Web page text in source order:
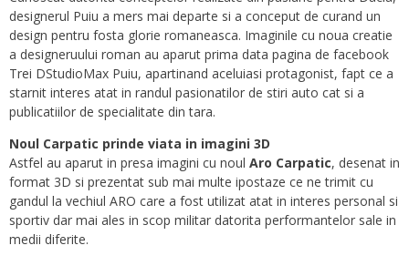
designerul Puiu a mers mai departe si a conceput de curand un
design pentru fosta glorie romaneasca. Imaginile cu noua creatie
a designeruului roman au aparut prima data pagina de facebook
Trei DStudioMax Puiu, apartinand aceluiasi protagonist, fapt ce a
starnit interes atat in randul pasionatilor de stiri auto cat si a
publicatiilor de specialitate din tara.
Noul Carpatic prinde viata in imagini 3D
Astfel au aparut in presa imagini cu noul Aro Carpatic, desenat in
format 3D si prezentat sub mai multe ipostaze ce ne trimit cu
gandul la vechiul ARO care a fost utilizat atat in interes personal si
sportiv dar mai ales in scop militar datorita performantelor sale in
medii diferite.